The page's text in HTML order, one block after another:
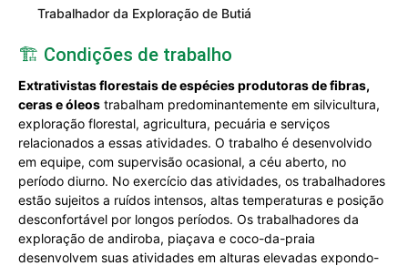
Trabalhador da Exploração de Butiá
🏗️ Condições de trabalho
Extrativistas florestais de espécies produtoras de fibras,
ceras e óleos trabalham predominantemente em silvicultura,
exploração florestal, agricultura, pecuária e serviços
relacionados a essas atividades. O trabalho é desenvolvido
em equipe, com supervisão ocasional, a céu aberto, no
período diurno. No exercício das atividades, os trabalhadores
estão sujeitos a ruídos intensos, altas temperaturas e posição
desconfortável por longos períodos. Os trabalhadores da
exploração de andiroba, piaçava e coco-da-praia
desenvolvem suas atividades em alturas elevadas expondo-